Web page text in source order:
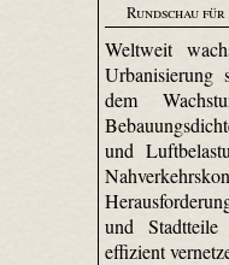
Rundschau
Weltweit
Urbanisierung
dem
und
und Stadtteile
effizient